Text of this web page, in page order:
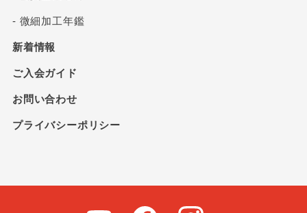
- 微細加工年鑑
新着情報
ご入会ガイド
お問い合わせ
プライバシーポリシー